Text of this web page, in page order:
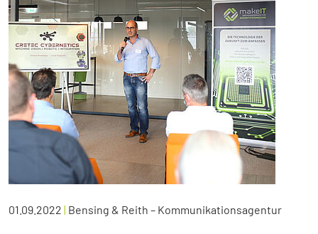
01.09.2022 | Bensing & Reith – Kommunikationsagentur